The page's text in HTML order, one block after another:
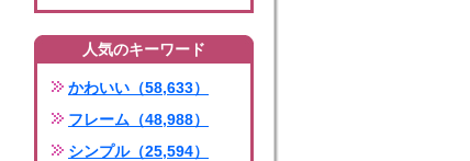
人気のキーワード
かわいい（58,633）
フレーム（48,988）
シンプル（25,594）